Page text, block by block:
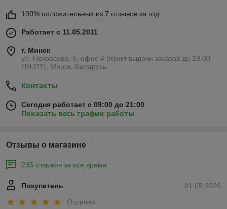
100% положительных из 7 отзывов за год
Работает с 11.05.2011
г. Минск
ул. Некрасова, 5, офис 4 (пункт выдачи заказов до 19.00
ПН-ПТ), Минск, Беларусь
Контакты
Сегодня работает с 09:00 до 21:00
Показать весь график работы
Отзывы о магазине
235 отзывов за всё время
01.05.2026
Покупатель
Отлично